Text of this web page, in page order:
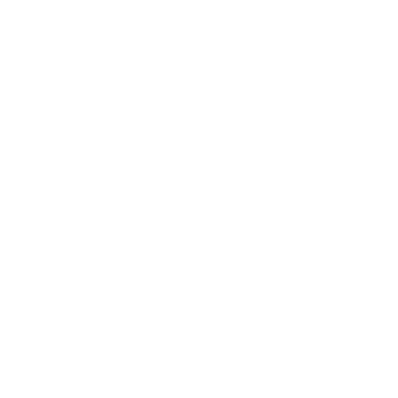
navigation using the skip links.